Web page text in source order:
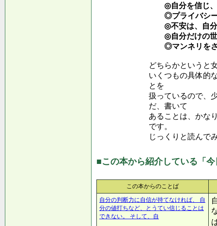
◎自分を信じ、
◎プライバシー
◎不安は、自分
◎自分だけの世
◎マンネリをさ
どちらかというと
いくつもの具体的
とを
扱っているので、
だ、書いて
あることは、かな
です。
じっくりと読んで
■この本から紹介している「
この本からのことば
自分の判断力に自信が持てなければ、 自
分の値打ちなど、とうてい信じることは
できない。 そして、自